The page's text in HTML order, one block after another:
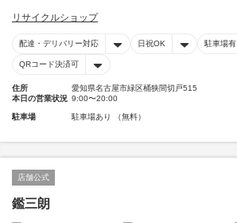
リサイクルショップ
配達・デリバリー対応 日祝OK 駐車場有
QRコード決済可
住所
愛知県名古屋市緑区桶狭間切戸515
本日の営業状況 9:00〜20:00
駐車場 駐車場あり （無料）
店舗公式
鑑三朗